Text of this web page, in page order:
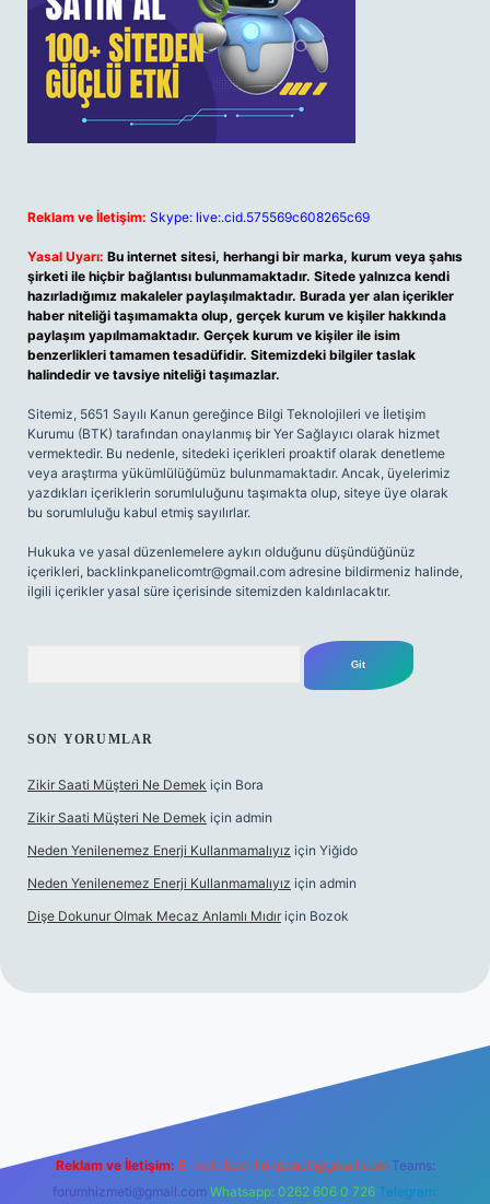
Reklam ve İletişim: Skype: live:.cid.575569c608265c69
Yasal Uyarı: Bu internet sitesi, herhangi bir marka, kurum veya şahıs
şirketi ile hiçbir bağlantısı bulunmamaktadır. Sitede yalnızca kendi
hazırladığımız makaleler paylaşılmaktadır. Burada yer alan içerikler
haber niteliği taşımamakta olup, gerçek kurum ve kişiler hakkında
paylaşım yapılmamaktadır. Gerçek kurum ve kişiler ile isim
benzerlikleri tamamen tesadüfidir. Sitemizdeki bilgiler taslak
halindedir ve tavsiye niteliği taşımazlar.
Sitemiz, 5651 Sayılı Kanun gereğince Bilgi Teknolojileri ve İletişim
Kurumu (BTK) tarafından onaylanmış bir Yer Sağlayıcı olarak hizmet
vermektedir. Bu nedenle, sitedeki içerikleri proaktif olarak denetleme
veya araştırma yükümlülüğümüz bulunmamaktadır. Ancak, üyelerimiz
yazdıkları içeriklerin sorumluluğunu taşımakta olup, siteye üye olarak
bu sorumluluğu kabul etmiş sayılırlar.
Hukuka ve yasal düzenlemelere aykırı olduğunu düşündüğünüz
içerikleri, backlinkpanelicomtr@gmail.com adresine bildirmeniz halinde,
ilgili içerikler yasal süre içerisinde sitemizden kaldırılacaktır.
SON YORUMLAR
Zikir Saati Müşteri Ne Demek için Bora
Zikir Saati Müşteri Ne Demek için admin
Neden Yenilenemez Enerji Kullanmamalıyız için Yiğido
Neden Yenilenemez Enerji Kullanmamalıyız için admin
Dişe Dokunur Olmak Mecaz Anlamlı Mıdır için Bozok
Reklam ve İletişim: E-mail: backlinkpaneli@gmail.com Teams:
forumhizmeti@gmail.com Whatsapp: 0262 606 0 726 Telegram: